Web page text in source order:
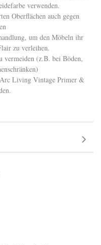
verwenden.
Oberflächen auch gegen
um den Möbeln ihr
zu verleihen.
vermeiden (z.B. bei Böden,
Living Vintage Primer &